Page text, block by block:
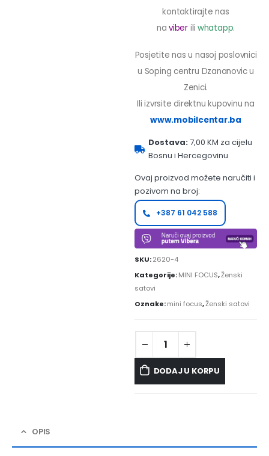
kontaktirajte nas
naviber ili whatapp.
Posjetite nas u nasoj poslovnici
u Soping centru Dzananovic u
Zenici.
Ili izvrsite direktnu kupovinu na
www.mobilcentar.ba
Dostava:7,00 KM za cijelu
Bosnu i Hercegovinu
Ovaj proizvod možete naručiti i
pozivom na broj:
+387 61 042 588
SKU:2620-4
Kategorije:MINI FOCUS,Ženski
satovi
Oznake:mini focus,Ženski satovi
DODAJ U KORPU
OPIS